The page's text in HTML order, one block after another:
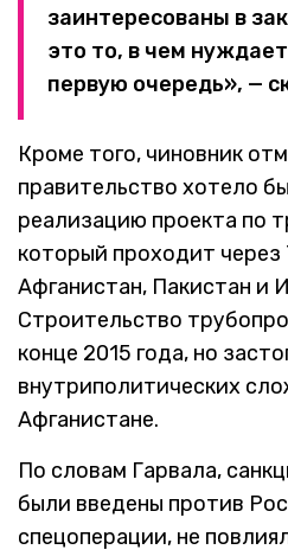
заинтересованы в
это то, в чем
первую очередь», —
Кроме того, чиновник
правительство хотело
реализацию проекта по
который проходит через
Афганистан, Пакистан и
Строительство
конце 2015 года, но
внутриполитических
Афганистане.
По словам Гарвала,
были введены против
спецоперации, не